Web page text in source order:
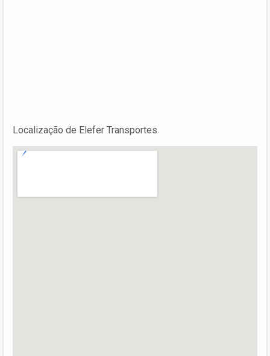
Localização de Elefer Transportes